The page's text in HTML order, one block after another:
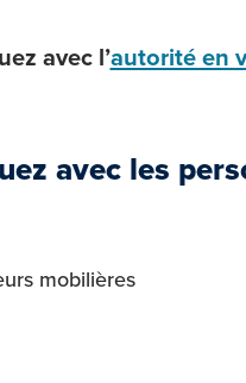
avec l’autorité en
avec les
mobilières